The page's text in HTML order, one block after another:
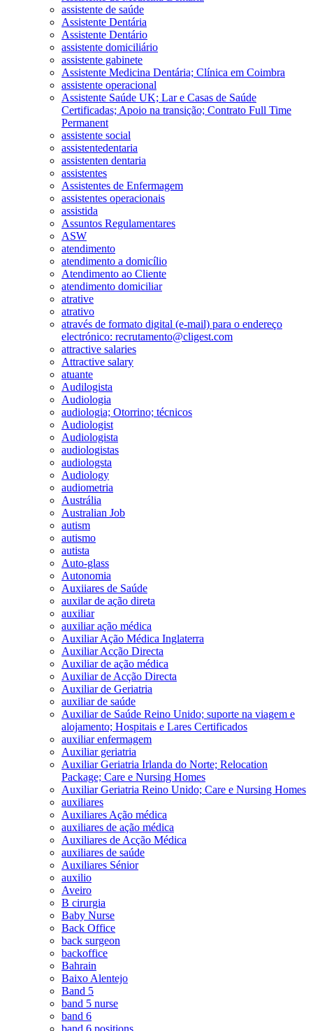
assistente de saúde
Assistente Dentária
Assistente Dentário
assistente domiciliário
assistente gabinete
Assistente Medicina Dentária; Clínica em Coimbra
assistente operacional
Assistente Saúde UK; Lar e Casas de Saúde
Certificadas; Apoio na transição; Contrato Full Time
Permanent
assistente social
assistentedentaria
assistenten dentaria
assistentes
Assistentes de Enfermagem
assistentes operacionais
assistida
Assuntos Regulamentares
ASW
atendimento
atendimento a domicílio
Atendimento ao Cliente
atendimento domiciliar
atrative
atrativo
através de formato digital (e-mail) para o endereço
electrónico: recrutamento@cligest.com
attractive salaries
Attractive salary
atuante
Audilogista
Audiologia
audiologia; Otorrino; técnicos
Audiologist
Audiologista
audiologistas
audiologsta
Audiology
audiometria
Austrália
Australian Job
autism
autismo
autista
Auto-glass
Autonomia
Auxiiares de Saúde
auxilar de ação direta
auxiliar
auxiliar ação médica
Auxiliar Ação Médica Inglaterra
Auxiliar Acção Directa
Auxiliar de ação médica
Auxiliar de Acção Directa
Auxiliar de Geriatria
auxiliar de saúde
Auxiliar de Saúde Reino Unido; suporte na viagem e
alojamento; Hospitais e Lares Certificados
auxiliar enfermagem
Auxiliar geriatria
Auxiliar Geriatria Irlanda do Norte; Relocation
Package; Care e Nursing Homes
Auxiliar Geriatria Reino Unido; Care e Nursing Homes
auxiliares
Auxiliares Ação médica
auxiliares de ação médica
Auxiliares de Acção Médica
auxiliares de saúde
Auxiliares Sénior
auxilio
Aveiro
B cirurgia
Baby Nurse
Back Office
back surgeon
backoffice
Bahrain
Baixo Alentejo
Band 5
band 5 nurse
band 6
band 6 positions